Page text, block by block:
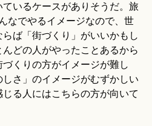
いるケースがありそうだ。旅
なでやるイメージなので、世
ば「街づくり」がいいかもし
どの人がやったことあるから
くりの方がイメージが難し
さ」のイメージがむずかしい
る人にはこちらの方が向いて